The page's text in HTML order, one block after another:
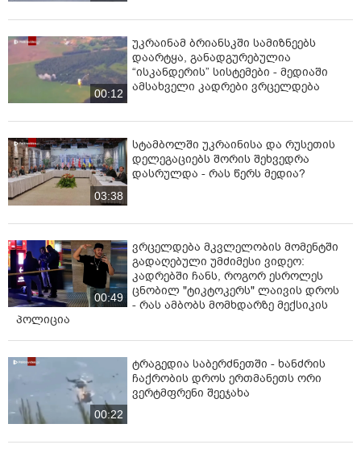
00:12
უკრაინამ ბრიანსკში სამიზნეებს
დაარტყა, განადგურებულია
“ისკანდერის” სისტემები - მედიაში
ამსახველი კადრები ვრცელდება
03:38
სტამბოლში უკრაინისა და რუსეთის
დელეგაციებს შორის შეხვედრა
დასრულდა - რას წერს მედია?
00:49
ვრცელდება მკვლელობის მომენტში
გადაღებული უმძიმესი ვიდეო:
კადრებში ჩანს, როგორ ესროლეს
ცნობილ "ტიკტოკერს" ლაივის დროს
- რას ამბობს მომხდარზე მექსიკის
პოლიცია
00:22
ტრაგედია საბერძნეთში - ხანძრის
ჩაქრობის დროს ერთმანეთს ორი
ვერტმფრენი შეეჯახა